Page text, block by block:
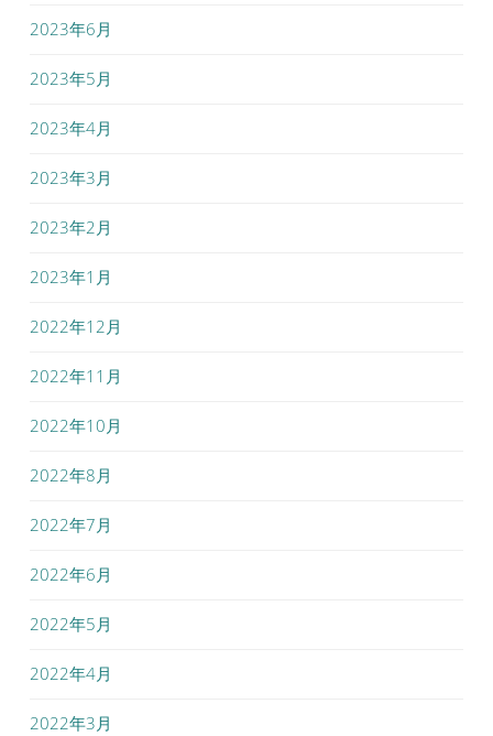
2023年6月
2023年5月
2023年4月
2023年3月
2023年2月
2023年1月
2022年12月
2022年11月
2022年10月
2022年8月
2022年7月
2022年6月
2022年5月
2022年4月
2022年3月